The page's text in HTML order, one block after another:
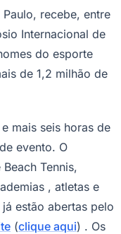
recebe, entre
Internacional de
do esporte
de 1,2 milhão de
mais seis horas de
evento. O
Tennis,
, atletas e
estão abertas pelo
(clique aqui) . Os